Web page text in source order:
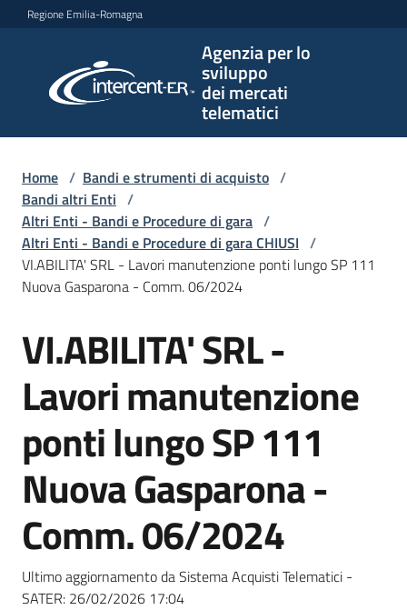
Vai al contenuto
Vai alla navigazione
Vai al footer
Regione Emilia-Romagna
Agenzia per lo
sviluppo
dei mercati
telematici
per lo
sviluppo
telematici
L'Agenzia
Bandi
e
Supporto
telematiche
Home / Bandi e strumenti di acquisto /
Bandi altri Enti /
Altri Enti - Bandi e Procedure di gara /
Altri Enti - Bandi e Procedure di gara CHIUSI /
VI.ABILITA' SRL - Lavori manutenzione ponti lungo SP 111
Nuova Gasparona - Comm. 06/2024
Salta al contenuto
VI.ABILITA' SRL -
Lavori manutenzione
ponti lungo SP 111
Nuova Gasparona -
Comm. 06/2024
Ultimo aggiornamento da Sistema Acquisti Telematici -
SATER: 26/02/2026 17:04